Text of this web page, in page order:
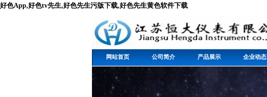
好色App,好色tv先生,好色先生污版下载,好色先生黄色软件下载
网站首页 公司简介 产品展示 企业动态